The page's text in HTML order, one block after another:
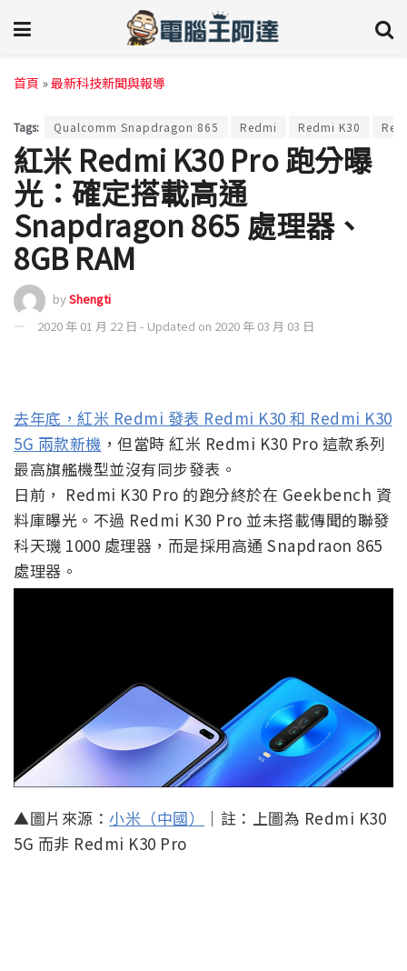
首頁 »最新科技新聞與報導
Tags: Qualcomm Snapdragon 865 Redmi Redmi K30
紅米 Redmi K30 Pro 跑分曝
光：確定搭載高通
Snapdragon 865 處理器、
8GB RAM
byShengti
2020 年 01 月 22 日 - Updated on 2020 年 03 月 03 日
去年底，紅米 Redmi 發表 Redmi K30 和 Redmi K30
5G 兩款新機 ，但當時 紅米 Redmi K30 Pro 這款系列
最高旗艦機型並沒有同步發表。
日前， Redmi K30 Pro 的跑分終於在 Geekbench 資
料庫曝光。不過 Redmi K30 Pro 並未搭載傳聞的聯發
科天璣 1000 處理器，而是採用高通 Snapdraon 865
處理器。
▲圖片來源： 小米（中國）
｜註：上圖為 Redmi K30
5G 而非 Redmi K30 Pro